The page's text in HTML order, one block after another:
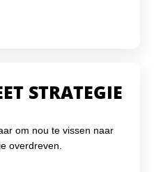
STRATEGIE
om nou te vissen naar
overdreven.